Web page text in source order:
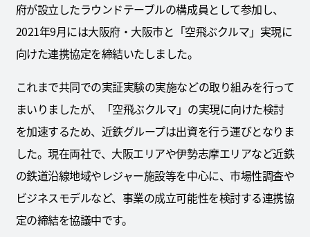
府が設立したラウンドテーブルの構成員として参加し、
2021年9月には大阪府・大阪市と「空飛ぶクルマ」実現に
向けた連携協定を締結いたしました。
これまで共同での実証実験の実施などの取り組みを行って
まいりましたが、「空飛ぶクルマ」の実現に向けた検討
を加速するため、近鉄グループは出資を行う運びとなりま
した。現在両社で、大阪エリアや伊勢志摩エリアなど近鉄
の鉄道沿線地域やレジャー施設等を中心に、市場性調査や
ビジネスモデルなど、事業の成立可能性を検討する連携協
定の締結を協議中です。